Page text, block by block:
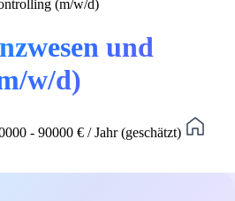
(m/w/d)
und
w/d)
- 90000 € / Jahr (geschätzt)